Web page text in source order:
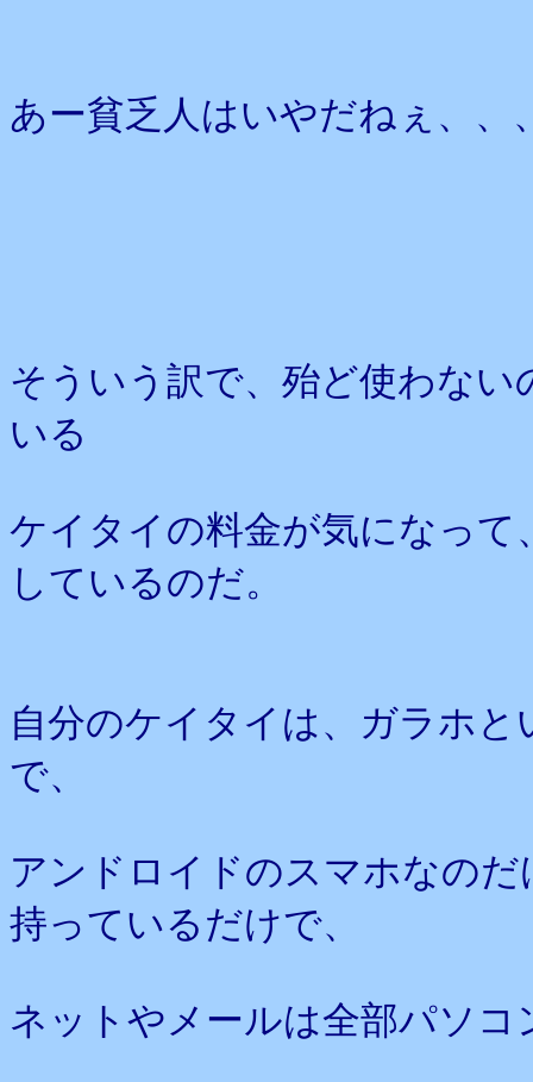
あー貧乏人はいやだねぇ、、
そういう訳で、殆ど使わない
いる
ケイタイの料金が気になっ
しているのだ。
自分のケイタイは、ガラホ
で、
アンドロイドのスマホなの
持っているだけで、
ネットやメールは全部パソ